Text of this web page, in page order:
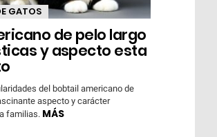
GATOS
de pelo largo
y aspecto esta
del bobtail americano de
aspecto y carácter
familias. MÁS